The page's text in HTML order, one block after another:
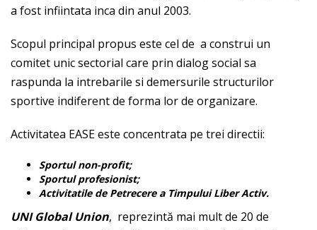
a fost infiintata inca din anul 2003.
Scopul principal propus este cel de a construi un
comitet unic sectorial care prin dialog social sa
raspunda la intrebarile si demersurile structurilor
sportive indiferent de forma lor de organizare.
Activitatea EASE este concentrata pe trei directii:
Sportul non-profit;
Sportul profesionist;
Activitatile de Petrecere a Timpului Liber Activ.
UNI Global Union, reprezintă mai mult de 20 de